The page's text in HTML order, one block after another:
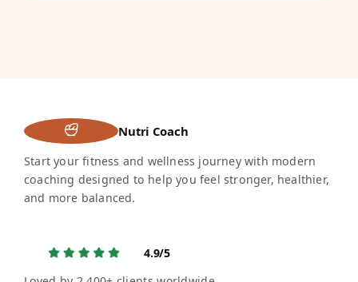
Nutri Coach
Start your fitness and wellness journey with modern
coaching designed to help you feel stronger, healthier,
and more balanced.
4.9/5